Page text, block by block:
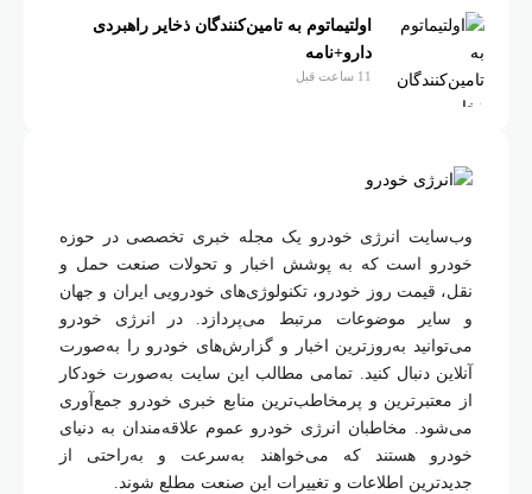
اولتیماتوم به تامین‌کنندگان ذخایر راهبردی
دارو+نامه
11 ساعت قبل
وب‌سایت انرژی خودرو یک مجله خبری تخصصی در حوزه
خودرو است که به پوشش اخبار و تحولات صنعت حمل و
نقل، قیمت روز خودرو، تکنولوژی‌های خودرویی ایران و جهان
و سایر موضوعات مرتبط می‌پردازد. در انرژی خودرو
می‌توانید به‌روزترین اخبار و گزارش‌های خودرو را به‌صورت
آنلاین دنبال کنید. تمامی مطالب این سایت به‌صورت خودکار
از معتبرترین و پرمخاطب‌ترین منابع خبری خودرو جمع‌آوری
می‌شود. مخاطبان انرژی خودرو عموم علاقه‌مندان به دنیای
خودرو هستند که می‌خواهند به‌سرعت و به‌راحتی از
جدیدترین اطلاعات و تغییرات این صنعت مطلع شوند.